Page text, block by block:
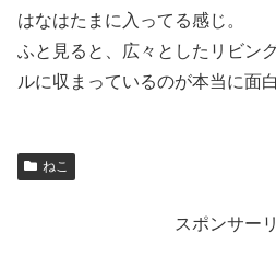
はなはたまに入ってる感じ。
ふと見ると、広々としたリビン
ルに収まっているのが本当に面白
ねこ
スポンサー